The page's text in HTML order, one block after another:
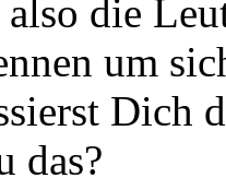
die
um
Dich
das?